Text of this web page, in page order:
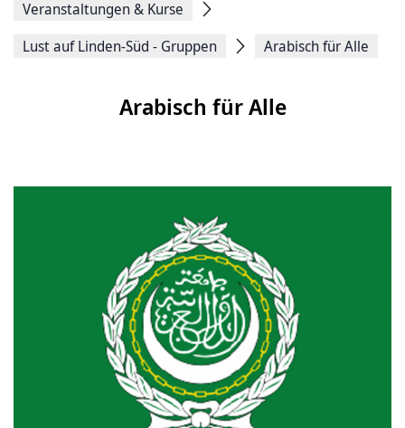
Veranstaltungen & Kurse
Lust auf Linden-Süd - Gruppen
Arabisch für Alle
Arabisch für Alle